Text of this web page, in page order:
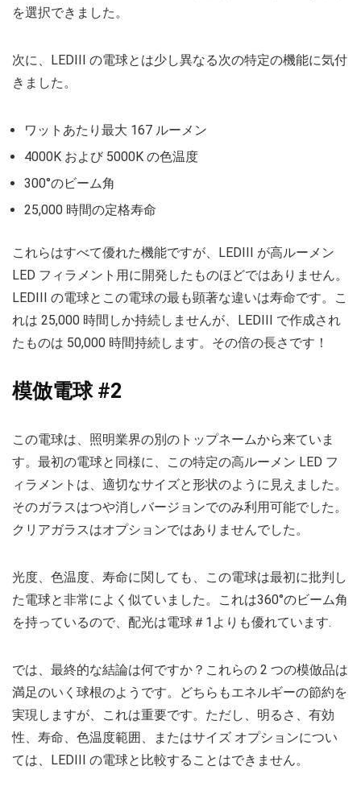
を選択できました。
次に、LEDIII の電球とは少し異なる次の特定の機能に気付
きました。
ワットあたり最大 167 ルーメン
4000K および 5000K の色温度
300°のビーム角
25,000 時間の定格寿命
これらはすべて優れた機能ですが、LEDIII が高ルーメン
LED フィラメント用に開発したものほどではありません。
LEDIII の電球とこの電球の最も顕著な違いは寿命です。こ
れは 25,000 時間しか持続しませんが、LEDIII で作成され
たものは 50,000 時間持続します。その倍の長さです！
模倣電球 #2
この電球は、照明業界の別のトップネームから来ていま
す。最初の電球と同様に、この特定の高ルーメン LED フ
ィラメントは、適切なサイズと形状のように見えました。
そのガラスはつや消しバージョンでのみ利用可能でした。
クリアガラスはオプションではありませんでした。
光度、色温度、寿命に関しても、この電球は最初に批判し
た電球と非常によく似ていました。これは360°のビーム角
を持っているので、配光は電球＃1よりも優れています.
では、最終的な結論は何ですか？これらの 2 つの模倣品は
満足のいく球根のようです。どちらもエネルギーの節約を
実現しますが、これは重要です。ただし、明るさ、有効
性、寿命、色温度範囲、またはサイズ オプションについ
ては、LEDIII の電球と比較することはできません。